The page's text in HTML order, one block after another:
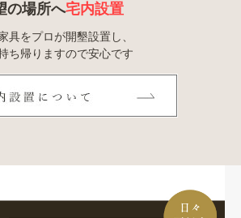
の場所へ宅内設置
具をプロが開墾設置し、
ち帰りますので安心です